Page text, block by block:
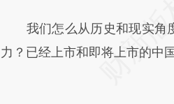
我们怎么从历史和现实角
力？已经上市和即将上市的中